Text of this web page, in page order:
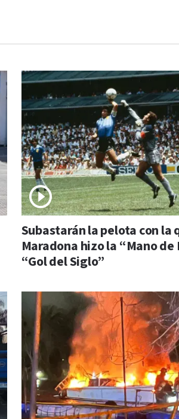
Subastarán la pelota con la
Maradona hizo la “Mano de
“Gol del Siglo”